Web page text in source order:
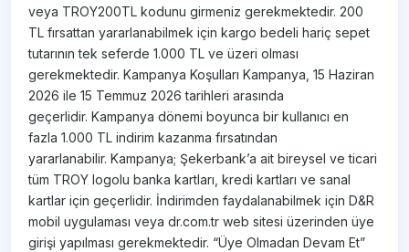
veya TROY200TL kodunu girmeniz gerekmektedir. 200
TL fırsattan yararlanabilmek için kargo bedeli hariç sepet
tutarının tek seferde 1.000 TL ve üzeri olması
gerekmektedir. Kampanya Koşulları Kampanya, 15 Haziran
2026 ile 15 Temmuz 2026 tarihleri arasında
geçerlidir. Kampanya dönemi boyunca bir kullanıcı en
fazla 1.000 TL indirim kazanma fırsatından
yararlanabilir. Kampanya; Şekerbank’a ait bireysel ve ticari
tüm TROY logolu banka kartları, kredi kartları ve sanal
kartlar için geçerlidir. İndirimden faydalanabilmek için D&R
mobil uygulaması veya dr.com.tr web sitesi üzerinden üye
girişi yapılması gerekmektedir. “Üye Olmadan Devam Et”